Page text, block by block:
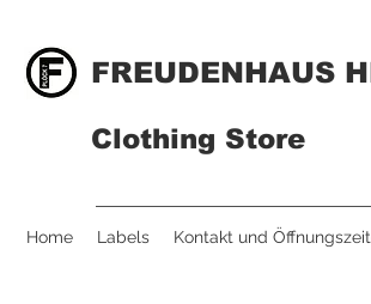
FREUDENHAUS
Clothing Store
Home Labels Kontakt und